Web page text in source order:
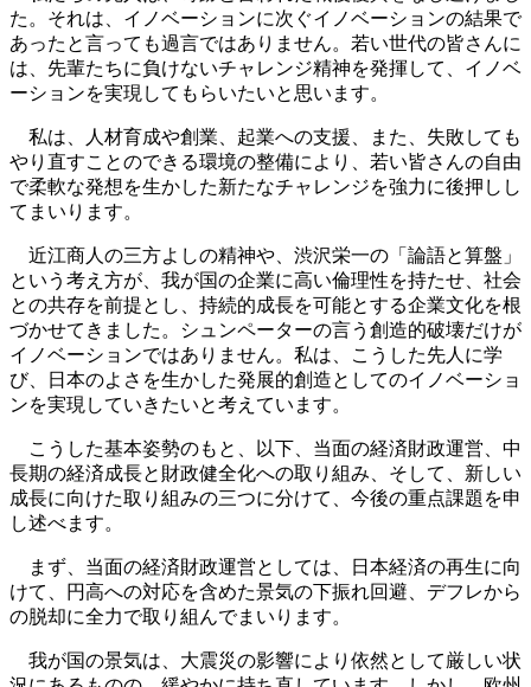
た。それは、イノベーションに次ぐイノベーションの結果で
あったと言っても過言ではありません。若い世代の皆さんに
は、先輩たちに負けないチャレンジ精神を発揮して、イノベ
ーションを実現してもらいたいと思います。
私は、人材育成や創業、起業への支援、また、失敗しても
やり直すことのできる環境の整備により、若い皆さんの自由
で柔軟な発想を生かした新たなチャレンジを強力に後押しし
てまいります。
近江商人の三方よしの精神や、渋沢栄一の「論語と算盤」
という考え方が、我が国の企業に高い倫理性を持たせ、社会
との共存を前提とし、持続的成長を可能とする企業文化を根
づかせてきました。シュンペーターの言う創造的破壊だけが
イノベーションではありません。私は、こうした先人に学
び、日本のよさを生かした発展的創造としてのイノベーショ
ンを実現していきたいと考えています。
こうした基本姿勢のもと、以下、当面の経済財政運営、中
長期の経済成長と財政健全化への取り組み、そして、新しい
成長に向けた取り組みの三つに分けて、今後の重点課題を申
し述べます。
まず、当面の経済財政運営としては、日本経済の再生に向
けて、円高への対応を含めた景気の下振れ回避、デフレから
の脱却に全力で取り組んでまいります。
我が国の景気は、大震災の影響により依然として厳しい状